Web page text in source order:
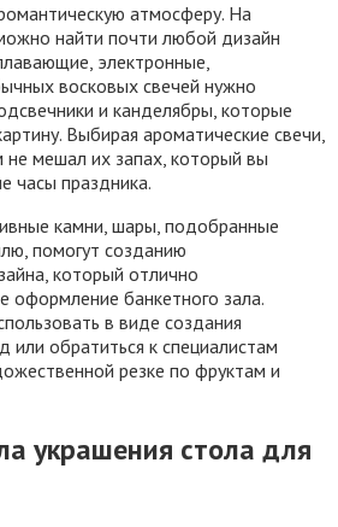
атмосферу. На
найти почти любой дизайн
электронные,
восковых свечей нужно
и канделябры, которые
Выбирая ароматические свечи,
мешал их запах, который вы
часы праздника.
камни, шары, подобранные
помогут созданию
который отлично
оформление банкетного зала.
в виде создания
или обратиться к специалистам
резке по фруктам и
украшения стола для